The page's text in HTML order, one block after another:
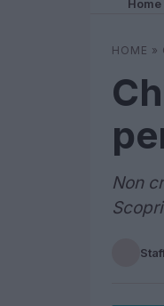
Home
HOME »
Non